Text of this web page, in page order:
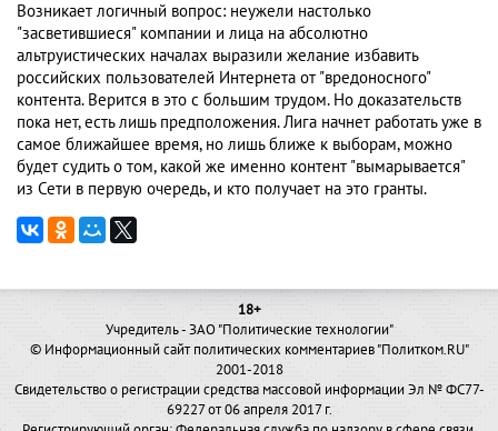
Возникает логичный вопрос: неужели настолько
"засветившиеся" компании и лица на абсолютно
альтруистических началах выразили желание избавить
российских пользователей Интернета от "вредоносного"
контента. Верится в это с большим трудом. Но доказательств
пока нет, есть лишь предположения. Лига начнет работать уже в
самое ближайшее время, но лишь ближе к выборам, можно
будет судить о том, какой же именно контент "вымарывается"
из Сети в первую очередь, и кто получает на это гранты.
18+
Учредитель - ЗАО "Политические технологии"
© Информационный сайт политических комментариев "Политком.RU"
2001-2018
Свидетельство о регистрации средства массовой информации Эл № ФС77-
69227 от 06 апреля 2017 г.